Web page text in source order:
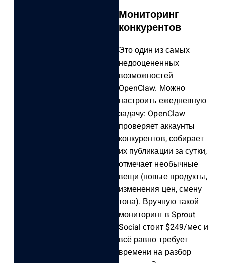
Мониторинг
конкурентов
Это один из самых
недооцененных
возможностей
OpenClaw. Можно
настроить ежедневную
задачу: OpenClaw
проверяет аккаунты
конкурентов, собирает
их публикации за сутки,
отмечает необычные
вещи (новые продукты,
изменения цен, смену
тона). Вручную такой
мониторинг в Sprout
Social стоит $249/мес и
всё равно требует
времени на разбор